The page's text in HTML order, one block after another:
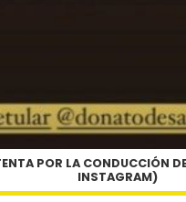
POR LA CONDUCCIÓN
INSTAGRAM)